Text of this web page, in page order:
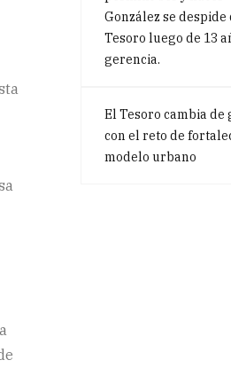
González se despide
Tesoro luego de 13
gerencia.
El Tesoro cambia de
con el reto de
modelo urbano